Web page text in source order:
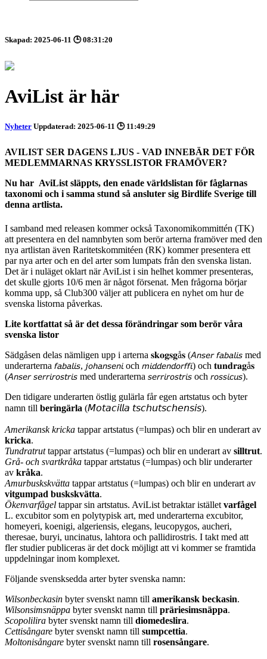
Skapad: 2025-06-11 🕒 08:31:20
AviList är här
Nyheter Uppdaterad: 2025-06-11 🕒 11:49:29
AVILIST SER DAGENS LJUS - VAD INNEBÄR DET FÖR
MEDLEMMARNAS KRYSSLISTOR FRAMÖVER?
Nu har AviList släppts, den enade världslistan för fåglarnas
taxonomi och i samma stund så ansluter sig Birdlife Sverige till
denna artlista.
I samband med releasen kommer också Taxonomikommittén (TK)
att presentera en del namnbyten som berör arterna framöver med den
nya artlistan även Raritetskommitéen (RK) kommer presentera ett
par nya arter och en del arter som lumpats från den svenska listan.
Det är i nuläget oklart när AviList i sin helhet kommer presenteras,
det skulle gjorts 10/6 men är något försenat. Men frågorna börjar
komma upp, så Club300 väljer att publicera en nyhet om hur de
svenska listorna påverkas.
Lite kortfattat så är det dessa förändringar som berör våra
svenska listor
Sädgåsen delas nämligen upp i arterna 𝐬𝐤𝐨𝐠𝐬𝐠å𝐬 (𝘈𝘯𝘴𝘦𝘳 𝘧𝘢𝘣𝘢𝘭𝘪𝘴 med
underarterna 𝘧𝘢𝘣𝘢𝘭𝘪𝘴, 𝘫𝘰𝘩𝘢𝘯𝘴𝘦𝘯𝘪 och 𝘮𝘪𝘥𝘥𝘦𝘯𝘥𝘰𝘳𝘧𝘧𝘪) och 𝐭𝐮𝐧𝐝𝐫𝐚𝐠å𝐬
(𝘈𝘯𝘴𝘦𝘳 𝘴𝘦𝘳𝘳𝘪𝘳𝘰𝘴𝘵𝘳𝘪𝘴 med underarterna 𝘴𝘦𝘳𝘳𝘪𝘳𝘰𝘴𝘵𝘳𝘪𝘴 och 𝘳𝘰𝘴𝘴𝘪𝘤𝘶𝘴).
Den tidigare underarten östlig gulärla får egen artstatus och byter
namn till beringärla (𝘔𝘰𝘵𝘢𝘤𝘪𝘭𝘭𝘢 𝘵𝘴𝘤𝘩𝘶𝘵𝘴𝘤𝘩𝘦𝘯𝘴𝘪𝘴).
Amerikansk kricka tappar artstatus (=lumpas) och blir en underart av
kricka.
Tundratruttappar artstatus (=lumpas) och blir en underart av silltrut.
Grå- och svartkråka tappar artstatus (=lumpas) och blir underarter
av kråka.
Amurbuskskvätta tappar artstatus (=lumpas) och blir en underart av
vitgumpad buskskvätta.
Ökenvarfågel tappar sin artstatus. AviList betraktar istället varfågel
L. excubitor som en polytypisk art, med underarterna excubitor,
homeyeri, koenigi, algeriensis, elegans, leucopygos, aucheri,
theresae, buryi, uncinatus, lahtora och pallidirostris. I takt med att
fler studier publiceras är det dock möjligt att vi kommer se framtida
uppdelningar inom komplexet.
Följande svensksedda arter byter svenska namn:
Wilsonbeckasin byter svenskt namn till amerikansk beckasin.
Wilsonsimsnäppa byter svenskt namn till präriesimsnäppa.
Scopolilira byter svenskt namn till diomedeslira.
Cettisångare byter svenskt namn till sumpcettia.
Moltonisångare byter svenskt namn till rosensångare.